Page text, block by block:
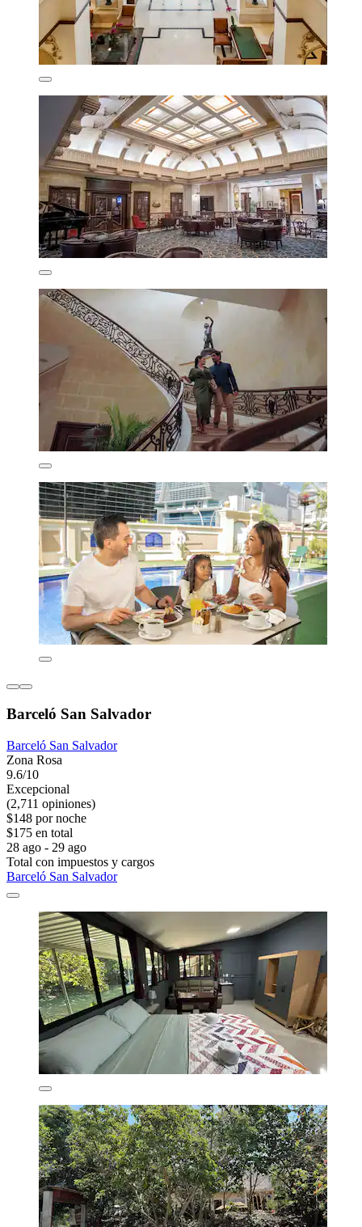
Barceló San Salvador
Barceló San Salvador
Zona Rosa
9.6/10
Excepcional
(2,711 opiniones)
$148 por noche
$175 en total
28 ago - 29 ago
Total con impuestos y cargos
Barceló San Salvador